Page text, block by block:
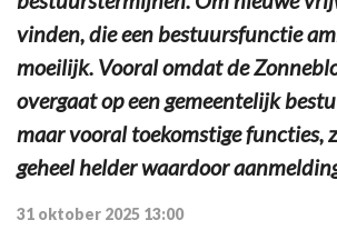
vinden, die een bestuursfunctie
moeilijk. Vooral omdat de
overgaat op een gemeentelijk
maar vooral toekomstige functies,
geheel helder waardoor
31 oktober 2025 13:00